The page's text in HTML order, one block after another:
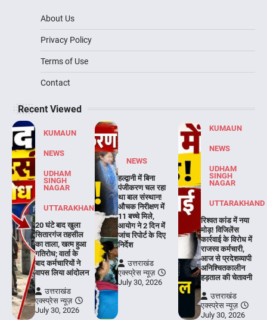
About Us
Privacy Policy
Terms of Use
Contact
Recent Viewed
KUMAUN
NEWS
UDHAM
SINGH
NAGAR
UTTARAKHAND
20 घंटे बाद खुला
सितारगंज तहसील
का ताला, खत्म हुआ
गतिरोध; वार्ता के
बाद कर्मचारियों ने
वापस लिया आंदोलन
उत्तराखंड
एक्स्प्रेस न्यूज़
July 30, 2026
NEWS
हल्द्वानी में बिना
पंजीकरण चल रहा
था बाल संस्थान!
औचक निरीक्षण में
11 बच्चे मिले,
आयोग ने 2 दिन में
जांच रिपोर्ट के दिए
निर्देश
उत्तराखंड
एक्स्प्रेस न्यूज़
July 30, 2026
KUMAUN
NEWS
UDHAM
SINGH
NAGAR
UTTARAKHAND
रिश्वत कांड में नया
मोड़! विजिलेंस
कार्रवाई के विरोध में
राजस्व कर्मचारी,
आज से प्रदेशव्यापी
अनिश्चितकालीन
हड़ताल की चेतावनी
उत्तराखंड
एक्स्प्रेस न्यूज़
July 30, 2026